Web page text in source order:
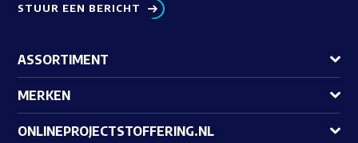
STUUR EEN BERICHT
ASSORTIMENT
MERKEN
ONLINEPROJECTSTOFFERING.NL